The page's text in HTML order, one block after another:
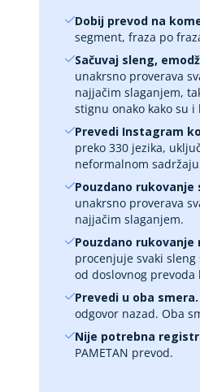
Dobij prevod na
segment, fraza po
Sačuvaj sleng,
unakrsno proverava
najjačim slaganjem,
stignu onako kako su
Prevedi Instagram
preko 330 jezika,
neformalnom
Pouzdano
unakrsno proverava
najjačim slaganjem.
Pouzdano
procenjuje svaki
od doslovnog
Prevedi u oba smera.
odgovor nazad. Oba
Nije potrebna
PAMETAN prevod.